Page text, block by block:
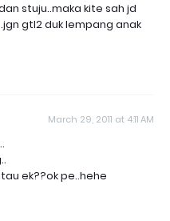
stuju..maka kite sah jd
gtl2 duk lempang anak
March 29, 2011 at 4:11 AM
ek??ok pe..hehe